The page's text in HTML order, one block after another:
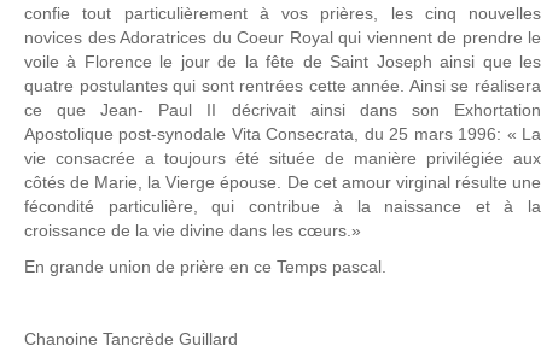
confie tout particulièrement à vos prières, les cinq nouvelles
novices des Adoratrices du Coeur Royal qui viennent de prendre le
voile à Florence le jour de la fête de Saint Joseph ainsi que les
quatre postulantes qui sont rentrées cette année. Ainsi se réalisera
ce que Jean- Paul II décrivait ainsi dans son Exhortation
Apostolique post-synodale Vita Consecrata, du 25 mars 1996: « La
vie consacrée a toujours été située de manière privilégiée aux
côtés de Marie, la Vierge épouse. De cet amour virginal résulte une
fécondité particulière, qui contribue à la naissance et à la
croissance de la vie divine dans les cœurs.»
En grande union de prière en ce Temps pascal.
Chanoine Tancrède Guillard